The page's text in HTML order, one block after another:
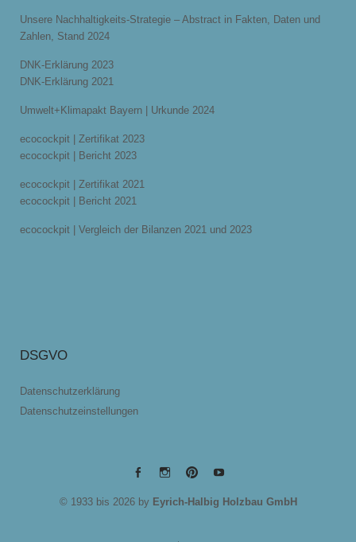
Unsere Nachhaltigkeits-Strategie – Abstract in Fakten, Daten und
Zahlen, Stand 2024
DNK-Erklärung 2023
DNK-Erklärung 2021
Umwelt+Klimapakt Bayern | Urkunde 2024
ecocockpit | Zertifikat 2023
ecocockpit | Bericht 2023
ecocockpit | Zertifikat 2021
ecocockpit | Bericht 2021
ecocockpit | Vergleich der Bilanzen 2021 und 2023
DSGVO
Datenschutzerklärung
Datenschutzeinstellungen
EYRICH-EYRICH-EYRICH-EYRICH-
© 1933 bis 2026 by Eyrich-Halbig Holzbau GmbH